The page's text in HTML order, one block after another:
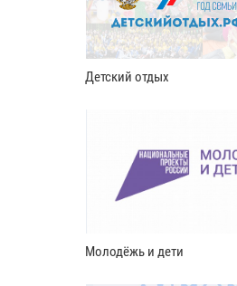
Детский отдых
Молодёжь и дети